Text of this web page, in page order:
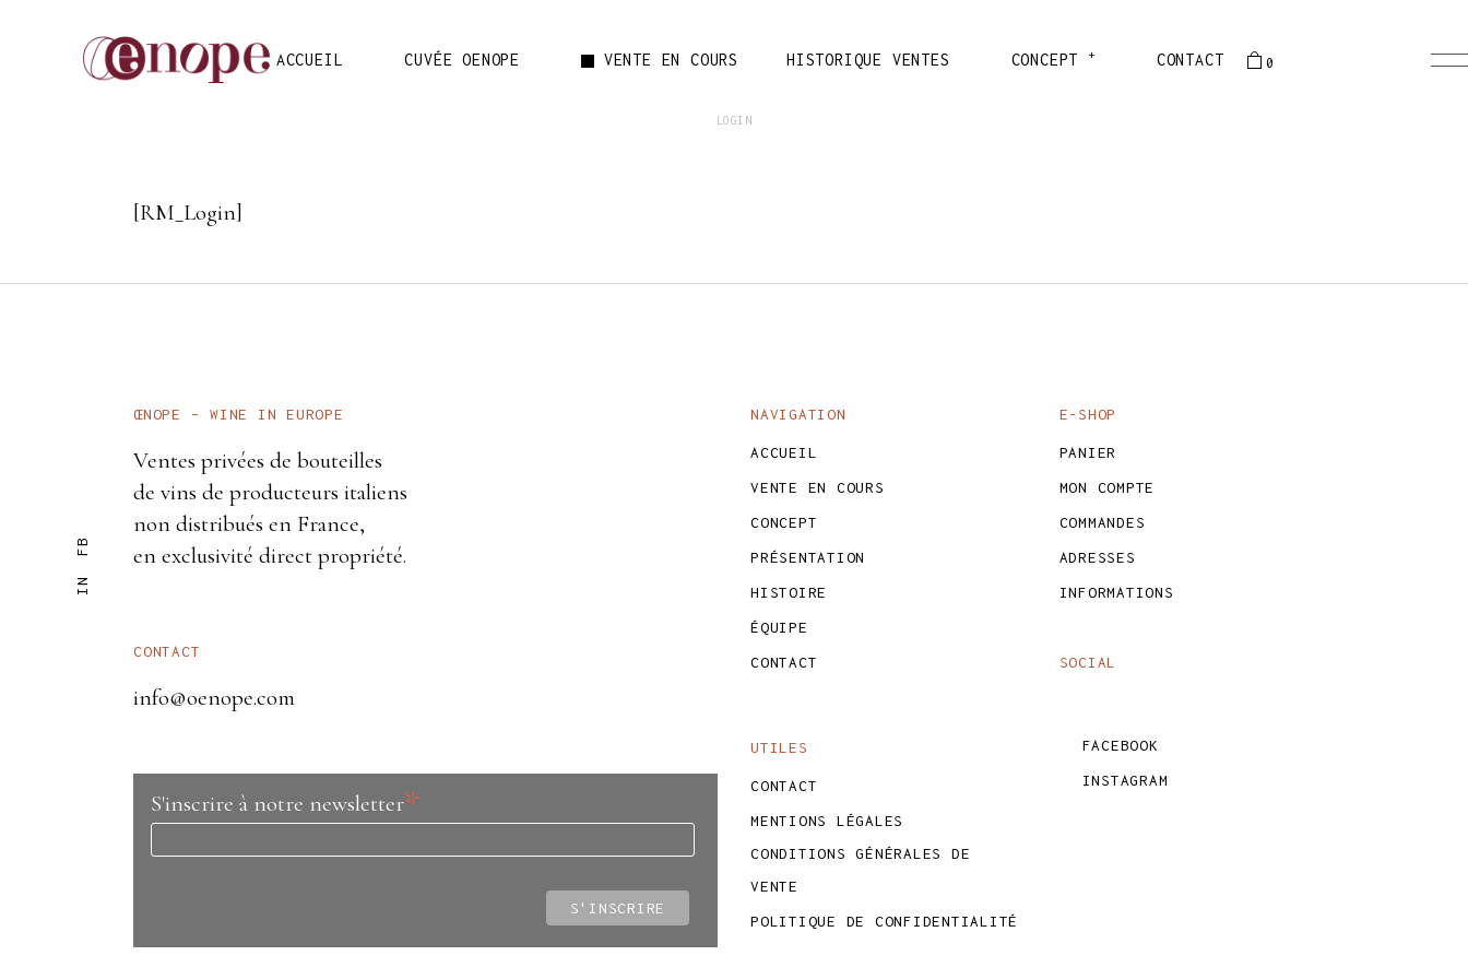
FB
IN
ACCUEIL CUVÉE OENOPE VENTE EN COURS HISTORIQUE VENTES CONCEPT + CONTACT 0
PRÉSENTATION
LOGIN
[RM_Login]
ŒNOPE – WINE IN EUROPE
Ventes privées de bouteilles
de vins de producteurs italiens
non distribués en France,
en exclusivité direct propriété.
CONTACT
info@oenope.com
S'inscrire à notre newsletter*
NAVIGATION
ACCUEIL
VENTE EN COURS
CONCEPT
PRÉSENTATION
HISTOIRE
ÉQUIPE
CONTACT
UTILES
CONTACT
MENTIONS LÉGALES
CONDITIONS GÉNÉRALES DE
VENTE
POLITIQUE DE CONFIDENTIALITÉ
E-SHOP
PANIER
MON COMPTE
COMMANDES
ADRESSES
INFORMATIONS
SOCIAL
FACEBOOK
INSTAGRAM